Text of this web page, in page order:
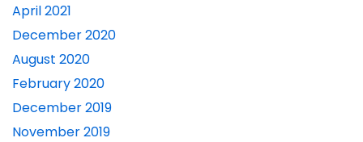
April 2021
December 2020
August 2020
February 2020
December 2019
November 2019